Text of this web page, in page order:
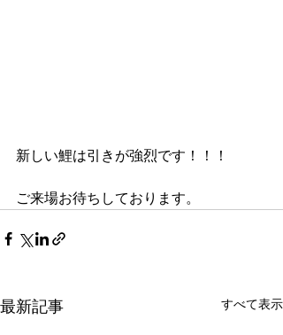
新しい鯉は引きが強烈です！！！
ご来場お待ちしております。
最新記事 すべて表示